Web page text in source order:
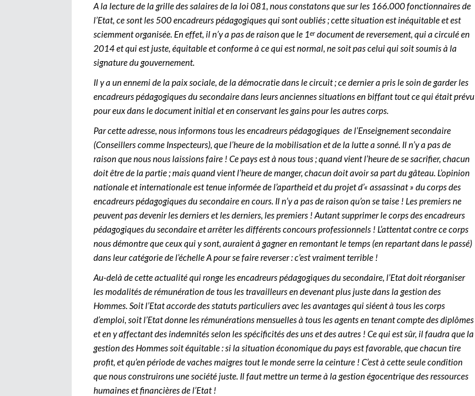
A la lecture de la grille des salaires de la loi 081, nous constatons que sur les 166.000 fonctionnaires de
l’Etat, ce sont les 500 encadreurs pédagogiques qui sont oubliés ; cette situation est inéquitable et est
sciemment organisée. En effet, il n’y a pas de raison que le 1er document de reversement, qui a circulé en
2014 et qui est juste, équitable et conforme à ce qui est normal, ne soit pas celui qui soit soumis à la
signature du gouvernement.
Il y a un ennemi de la paix sociale, de la démocratie dans le circuit ; ce dernier a pris le soin de garder les
encadreurs pédagogiques du secondaire dans leurs anciennes situations en biffant tout ce qui était prévu
pour eux dans le document initial et en conservant les gains pour les autres corps.
Par cette adresse, nous informons tous les encadreurs pédagogiques de l’Enseignement secondaire
(Conseillers comme Inspecteurs), que l’heure de la mobilisation et de la lutte a sonné. Il n’y a pas de
raison que nous nous laissions faire ! Ce pays est à nous tous ; quand vient l’heure de se sacrifier, chacun
doit être de la partie ; mais quand vient l’heure de manger, chacun doit avoir sa part du gâteau. L’opinion
nationale et internationale est tenue informée de l’apartheid et du projet d’« assassinat » du corps des
encadreurs pédagogiques du secondaire en cours. Il n’y a pas de raison qu’on se taise ! Les premiers ne
peuvent pas devenir les derniers et les derniers, les premiers ! Autant supprimer le corps des encadreurs
pédagogiques du secondaire et arrêter les différents concours professionnels ! L’attentat contre ce corps
nous démontre que ceux qui y sont, auraient à gagner en remontant le temps (en repartant dans le passé)
dans leur catégorie de l’échelle A pour se faire reverser : c’est vraiment terrible !
Au-delà de cette actualité qui ronge les encadreurs pédagogiques du secondaire, l’Etat doit réorganiser
les modalités de rémunération de tous les travailleurs en devenant plus juste dans la gestion des
Hommes. Soit l’Etat accorde des statuts particuliers avec les avantages qui siéent à tous les corps
d’emploi, soit l’Etat donne les rémunérations mensuelles à tous les agents en tenant compte des diplômes
et en y affectant des indemnités selon les spécificités des uns et des autres ! Ce qui est sûr, il faudra que la
gestion des Hommes soit équitable : si la situation économique du pays est favorable, que chacun tire
profit, et qu’en période de vaches maigres tout le monde serre la ceinture ! C’est à cette seule condition
que nous construirons une société juste. Il faut mettre un terme à la gestion égocentrique des ressources
humaines et financières de l’Etat !